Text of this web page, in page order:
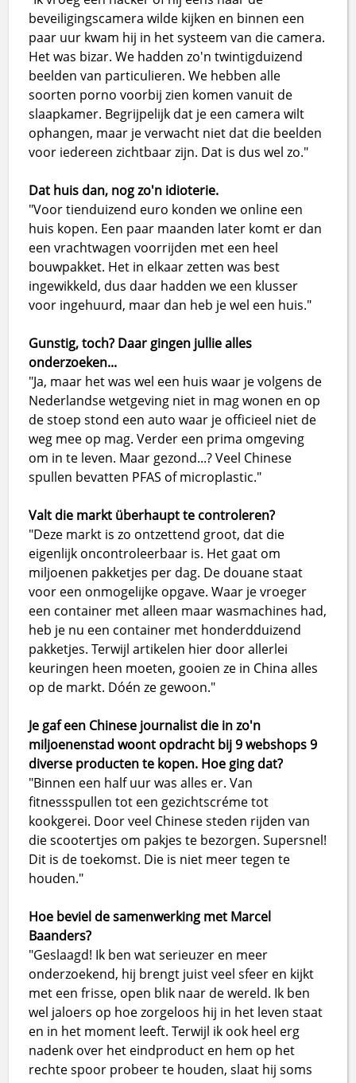
beveiligingscamera wilde kijken en binnen een
paar uur kwam hij in het systeem van die camera.
Het was bizar. We hadden zo'n twintigduizend
beelden van particulieren. We hebben alle
soorten porno voorbij zien komen vanuit de
slaapkamer. Begrijpelijk dat je een camera wilt
ophangen, maar je verwacht niet dat die beelden
voor iedereen zichtbaar zijn. Dat is dus wel zo."
Dat huis dan, nog zo'n idioterie.
"Voor tienduizend euro konden we online een
huis kopen. Een paar maanden later komt er dan
een vrachtwagen voorrijden met een heel
bouwpakket. Het in elkaar zetten was best
ingewikkeld, dus daar hadden we een klusser
voor ingehuurd, maar dan heb je wel een huis."
Gunstig, toch? Daar gingen jullie alles
onderzoeken...
"Ja, maar het was wel een huis waar je volgens de
Nederlandse wetgeving niet in mag wonen en op
de stoep stond een auto waar je officieel niet de
weg mee op mag. Verder een prima omgeving
om in te leven. Maar gezond...? Veel Chinese
spullen bevatten PFAS of microplastic."
Valt die markt überhaupt te controleren?
"Deze markt is zo ontzettend groot, dat die
eigenlijk oncontroleerbaar is. Het gaat om
miljoenen pakketjes per dag. De douane staat
voor een onmogelijke opgave. Waar je vroeger
een container met alleen maar wasmachines had,
heb je nu een container met honderdduizend
pakketjes. Terwijl artikelen hier door allerlei
keuringen heen moeten, gooien ze in China alles
op de markt. Dóén ze gewoon."
Je gaf een Chinese journalist die in zo'n
miljoenenstad woont opdracht bij 9 webshops 9
diverse producten te kopen. Hoe ging dat?
"Binnen een half uur was alles er. Van
fitnessspullen tot een gezichtscréme tot
kookgerei. Door veel Chinese steden rijden van
die scootertjes om pakjes te bezorgen. Supersnel!
Dit is de toekomst. Die is niet meer tegen te
houden."
Hoe beviel de samenwerking met Marcel
Baanders?
"Geslaagd! Ik ben wat serieuzer en meer
onderzoekend, hij brengt juist veel sfeer en kijkt
met een frisse, open blik naar de wereld. Ik ben
wel jaloers op hoe zorgeloos hij in het leven staat
en in het moment leeft. Terwijl ik ook heel erg
nadenk over het eindproduct en hem op het
rechte spoor probeer te houden, slaat hij soms